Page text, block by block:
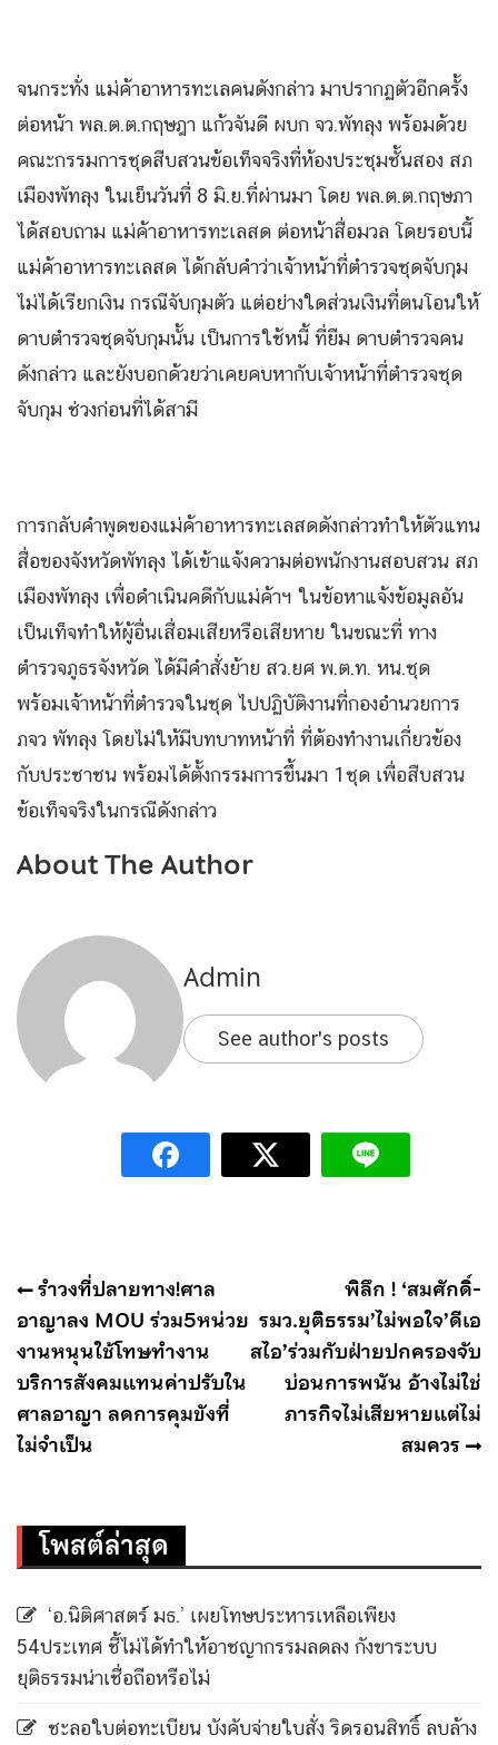
จนกระทั่ง แม่ค้าอาหารทะเลคนดังกล่าว มาปรากฏตัวอีกครั้ง
ต่อหน้า พล.ต.ต.กฤษฎา แก้วจันดี ผบก จว.พัทลุง พร้อมด้วย
คณะกรรมการชุดสืบสวนข้อเท็จจริงที่ห้องประชุมชั้นสอง สภ
เมืองพัทลุง ในเย็นวันที่ 8 มิ.ย.ที่ผ่านมา โดย พล.ต.ต.กฤษภา
ได้สอบถาม แม่ค้าอาหารทะเลสด ต่อหน้าสื่อมวล โดยรอบนี้
แม่ค้าอาหารทะเลสด ได้กลับคำว่าเจ้าหน้าที่ตำรวจชุดจับกุม
ไม่ได้เรียกเงิน กรณีจับกุมตัว แต่อย่างใดส่วนเงินที่ตนโอนให้
ดาบตำรวจชุดจับกุมนั้น เป็นการใช้หนี้ ที่ยืม ดาบตำรวจคน
ดังกล่าว และยังบอกด้วยว่าเคยคบหากับเจ้าหน้าที่ตำรวจชุด
จับกุม ช่วงก่อนที่ได้สามี
การกลับคำพูดของแม่ค้าอาหารทะเลสดดังกล่าวทำให้ตัวแทน
สื่อของจังหวัดพัทลุง ได้เข้าแจ้งความต่อพนักงานสอบสวน สภ
เมืองพัทลุง เพื่อดำเนินคดีกับแม่ค้าฯ ในข้อหาแจ้งข้อมูลอัน
เป็นเท็จทำให้ผู้อื่นเสื่อมเสียหรือเสียหาย ในขณะที่ ทาง
ตำรวจภูธรจังหวัด ได้มีคำสั่งย้าย สว.ยศ พ.ต.ท. หน.ชุด
พร้อมเจ้าหน้าที่ตำรวจในชุด ไปปฏิบัติงานที่กองอำนวยการ
ภจว พัทลุง โดยไม่ให้มีบทบาทหน้าที่ ที่ต้องทำงานเกี่ยวข้อง
กับประชาชน พร้อมได้ตั้งกรรมการขึ้นมา 1ชุด เพื่อสืบสวน
ข้อเท็จจริงในกรณีดังกล่าว
About The Author
Admin
See author's posts
แนะแนว
เรื่อง
รำวงที่ปลายทาง!ศาล
อาญาลง MOU ร่วม5หน่วย
งานหนุนใช้โทษทำงาน
บริการสังคมแทนค่าปรับใน
ศาลอาญา ลดการคุมขังที่
ไม่จำเป็น
พิลึก ! ‘สมศักดิ์-
รมว.ยุติธรรม’ไม่พอใจ’ดีเอ
สไอ’ร่วมกับฝ่ายปกครองจับ
บ่อนการพนัน อ้างไม่ใช่
ภารกิจไม่เสียหายแต่ไม่
สมควร
โพสต์ล่าสุด
‘อ.นิติศาสตร์ มธ.’ เผยโทษประหารเหลือเพียง
54ประเทศ ชี้ไม่ได้ทำให้อาชญากรรมลดลง กังขาระบบ
ยุติธรรมน่าเชื่อถือหรือไม่
ชะลอใบต่อทะเบียน บังคับจ่ายใบสั่ง ริดรอนสิทธิ์ ลบล้าง